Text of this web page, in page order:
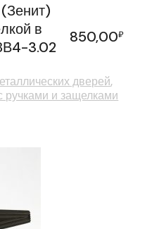
в
3.02
850,00₽
дверей
ручками и защелками